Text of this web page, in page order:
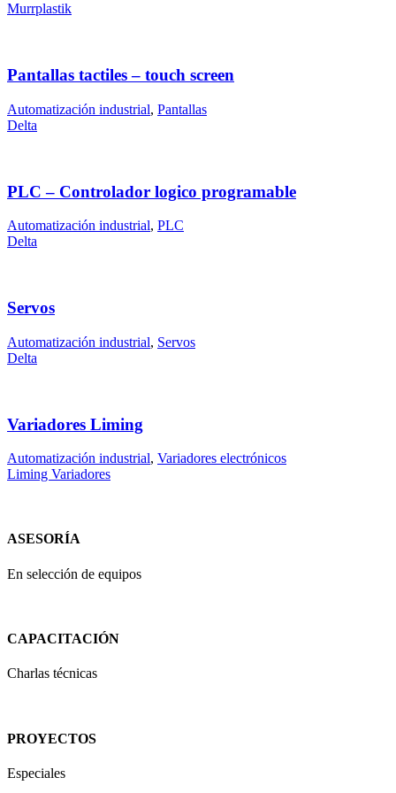
Murrplastik
Pantallas tactiles – touch screen
Automatización industrial, Pantallas
Delta
PLC – Controlador logico programable
Automatización industrial, PLC
Delta
Servos
Automatización industrial, Servos
Delta
Variadores Liming
Automatización industrial, Variadores electrónicos
Liming Variadores
ASESORÍA
En selección de equipos
CAPACITACIÓN
Charlas técnicas
PROYECTOS
Especiales